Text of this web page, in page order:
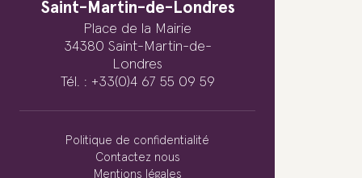
Saint-Martin-de-Londres
Place de la Mairie
34380 Saint-Martin-de-
Londres
Tél. : +33(0)4 67 55 09 59
Politique de confidentialité
Contactez nous
Mentions légales